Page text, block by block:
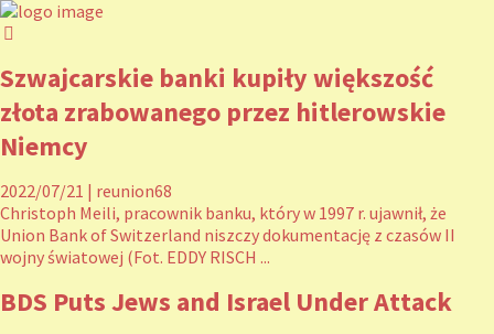
Szwajcarskie banki kupiły większość
złota zrabowanego przez hitlerowskie
Niemcy
2022/07/21 | reunion68
Christoph Meili, pracownik banku, który w 1997 r. ujawnił, że
Union Bank of Switzerland niszczy dokumentację z czasów II
wojny światowej (Fot. EDDY RISCH ...
BDS Puts Jews and Israel Under Attack